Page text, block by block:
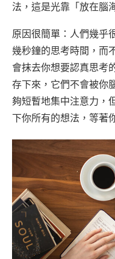
法，這是光靠「放在腦
原因很簡單：人們幾乎
幾秒鐘的思考時間，而
會抹去你想要認真思考
存下來，它們不會被你
夠短暫地集中注意力，
下你所有的想法，等著